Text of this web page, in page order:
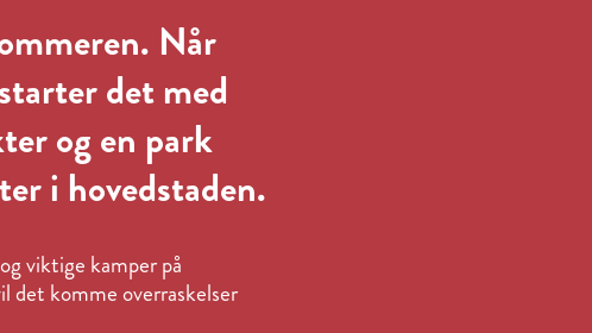
Når
det med
og en park
i hovedstaden.
viktige kamper på
det komme overraskelser